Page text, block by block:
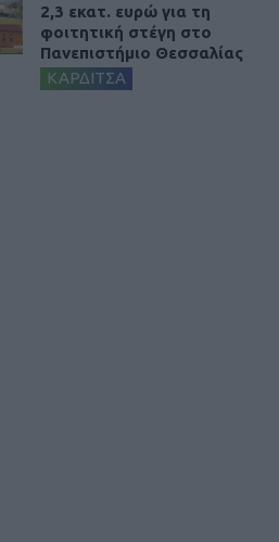
2,3 εκατ. ευρώ για τη
φοιτητική στέγη στο
Πανεπιστήμιο Θεσσαλίας
ΚΑΡΔΙΤΣΑ